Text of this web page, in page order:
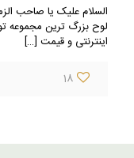
السلام علیک یا صاحب
لوح بزرگ ترین مجموعه
اینترنتی و قیمت […]
18